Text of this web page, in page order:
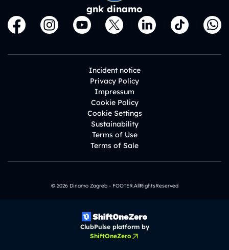
gnk dinamo
Incident notice
Privacy Policy
Impressum
Cookie Policy
Cookie Settings
Sustainability
Terms of Use
Terms of Sale
© 2026 Dinamo Zagreb - FOOTER.AllRightsReserved
ClubPulse platform by
ShiftOneZero